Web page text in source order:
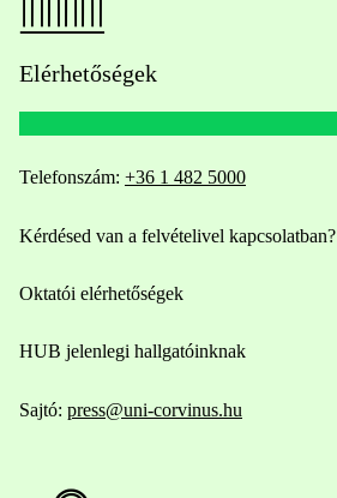
Elérhetőségek
Telefonszám: +36 1 482 5000
Kérdésed van a felvételivel kapcsolatban?
Oktatói elérhetőségek
HUB jelenlegi hallgatóinknak
Sajtó: press@uni-corvinus.hu